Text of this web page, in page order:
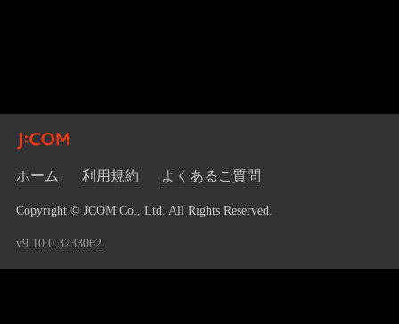
ホーム 利用規約 よくあるご質問
Copyright © JCOM Co., Ltd. All Rights Reserved.
v9.10.0.3233062